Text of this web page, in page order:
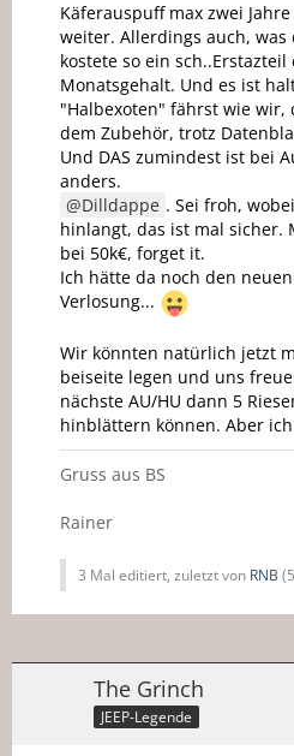
Käferauspuff max zwei
weiter. Allerdings auch, was
kostete so ein
Monatsgehalt. Und es ist
"Halbexoten" fährst wie wir,
dem Zubehör, trotz
Und DAS zumindest ist bei
anders.
Dilldappe . Sei froh,
hinlangt, das ist mal sicher.
bei 50k€, forget it.
Ich hätte da noch den
Verlosung...
Wir könnten natürlich jetzt
beiseite legen und uns
nächste AU/HU dann 5
hinblättern können. Aber
Gruss aus BS
Rainer
3 Mal editiert, zuletzt von RNB (
The Grinch
JEEP-Legende